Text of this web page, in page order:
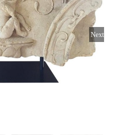
Next